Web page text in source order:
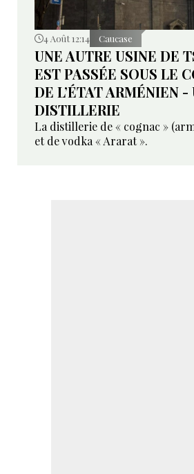
4 Août 12:14 Caucase
UNE AUTRE USINE DE
EST PASSÉE SOUS LE
DE L’ÉTAT ARMÉNIEN -
DISTILLERIE
La distillerie de « cognac »
et de vodka « Ararat ».